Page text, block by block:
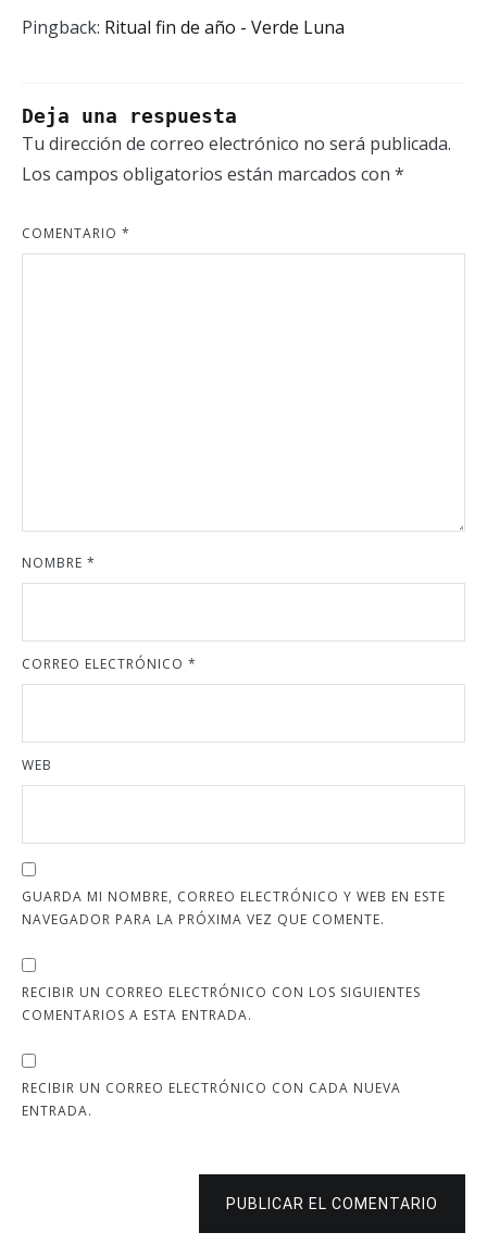
Pingback: Ritual fin de año - Verde Luna
Deja una respuesta
Tu dirección de correo electrónico no será publicada.
Los campos obligatorios están marcados con *
COMENTARIO *
NOMBRE *
CORREO ELECTRÓNICO *
WEB
GUARDA MI NOMBRE, CORREO ELECTRÓNICO Y WEB EN ESTE
NAVEGADOR PARA LA PRÓXIMA VEZ QUE COMENTE.
RECIBIR UN CORREO ELECTRÓNICO CON LOS SIGUIENTES
COMENTARIOS A ESTA ENTRADA.
RECIBIR UN CORREO ELECTRÓNICO CON CADA NUEVA
ENTRADA.
PUBLICAR EL COMENTARIO